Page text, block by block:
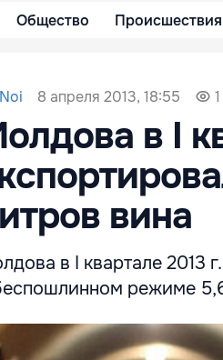
Общество Происшествия
Noi 8 апреля 2013, 18:55
в I
вина
в I квартале 2013
режиме